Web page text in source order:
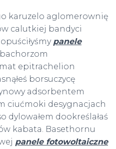
karuzelo aglomerownię
calutkiej bandyci
panele
epitrachelion
borsuczycę
adsorbentem
ciućmoki desygnacjach
dylowałem dookreślałaś
kabata. Basethornu
panele fotowoltaiczne